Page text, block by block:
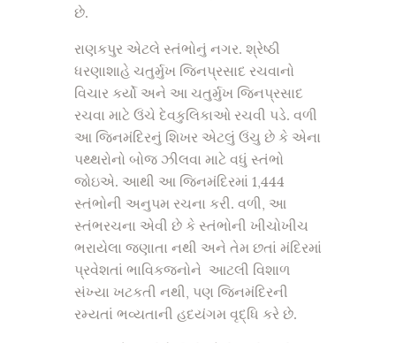
છે.
રાણકપુર એટલે સ્તંભોનું નગર. શ્રેષ્ઠી
ધરણાશાહે ચતુર્મુખ જિનપ્રસાદ રચવાનો
વિચાર કર્યો અને આ ચતુર્મુખ જિનપ્રસાદ
રચવા માટે ઉંચે દેવકુલિકાઓ રચવી પડે. વળી
આ જિનમંદિરનું શિખર એટલું ઉંચુ છે કે એના
પથ્થરોનો બોજ ઝીલવા માટે વધું સ્તંભો
જોઇએ. આથી આ જિનમંદિરમાં 1,444
સ્તંભોની અનુપમ રચના કરી. વળી, આ
સ્તંભરચના એવી છે કે સ્તંભોની ખીચોખીચ
ભરાયેલા જણાતા નથી અને તેમ છતાં મંદિરમાં
પ્રવેશતાં ભાવિકજનોને આટલી વિશાળ
સંખ્યા ખટકતી નથી, પણ જિનમંદિરની
રમ્યતાં ભવ્યતાની હદયંગમ વૃદ્ધિ કરે છે.